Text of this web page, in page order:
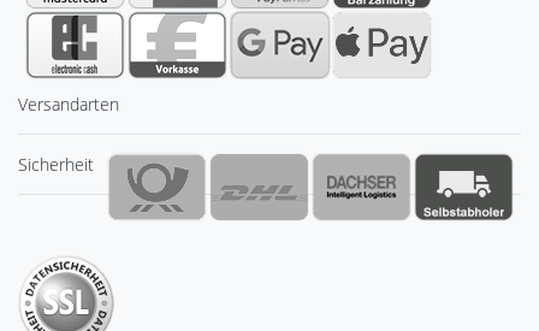
Versandarten
Sicherheit